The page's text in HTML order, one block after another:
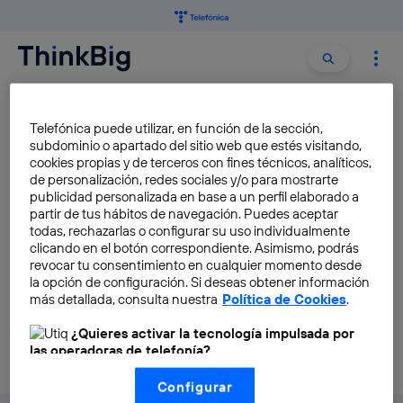
Buscar
CAMBIO
El G-20 de las mujeres
emprendedoras
Marisol Peña
Telefónica puede utilizar, en función de la sección,
subdominio o apartado del sitio web que estés visitando,
cookies propias y de terceros con fines técnicos, analíticos,
de personalización, redes sociales y/o para mostrarte
publicidad personalizada en base a un perfil elaborado a
partir de tus hábitos de navegación. Puedes aceptar
todas, rechazarlas o configurar su uso individualmente
clicando en el botón correspondiente. Asimismo, podrás
revocar tu consentimiento en cualquier momento desde
la opción de configuración. Si deseas obtener información
más detallada, consulta nuestra Política de Cookies.
¿Quieres activar la tecnología impulsada por
las operadoras de telefonía?
Nosotros, Telefónica S.A., utilizamos la tecnología Utiq para
realizar nuestras acciones de marketing digital o análisis
Configurar